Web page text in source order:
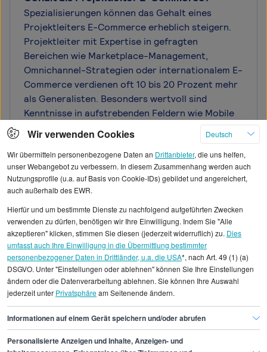
Spezialisierungen können das Gehalt eines
Projektleiters E-Commerce erheblich steigern.
Projektleiter mit Expertise in gefragten
Bereichen wie Marketplace-Management,
Omnichannel-Strategien oder internationalem E-
Commerce verdienen oft 10 bis 20 Prozent mehr
als Generalisten. Besonders wertvoll sind
Kenntnisse in aufstrebenden Feldern wie Mobile
Commerce, Social Commerce oder KI-gestützten
Personalisierungstechnologien. Auch
Projektleiter E-Commerce mit nachweisbarer
Erfahrung in der Skalierung von Online-Shops
oder komplexen ERP-Integrationen sind am
Methoden oder spezifischen E-Commerce-
Plattformen können ebenfalls gehaltserhöhend
wirken. Für Projektleiter E-Commerce lohnt es
sich daher, strategisch in Weiterbildungen zu
investieren, die ihre Marktposition stärken und
das Gehaltspotenzial erweitern.
Wir verwenden Cookies
Deutsch
Wir übermitteln personenbezogene Daten an Drittanbieter, die uns helfen,
unser Webangebot zu verbessern. In diesem Zusammenhang werden auch
Nutzungsprofile (u.a. auf Basis von Cookie-IDs) gebildet und angereichert,
auch außerhalb des EWR.
Hierfür und um bestimmte Dienste zu nachfolgend aufgeführten Zwecken
verwenden zu dürfen, benötigen wir Ihre Einwilligung. Indem Sie "Alle
akzeptieren" klicken, stimmen Sie diesen (jederzeit widerruflich) zu. Dies
umfasst auch Ihre Einwilligung in die Übermittlung bestimmter
personenbezogener Daten in Drittländer, u.a. die USA*, nach Art. 49 (1) (a)
DSGVO. Unter "Einstellungen oder ablehnen" können Sie Ihre Einstellungen
ändern oder die Datenverarbeitung ablehnen. Sie können Ihre Auswahl
jederzeit unter Privatsphäream Seitenende ändern.
Informationen auf einem Gerät speichern und/oder abrufen
Personalisierte Anzeigen und Inhalte, Anzeigen- und